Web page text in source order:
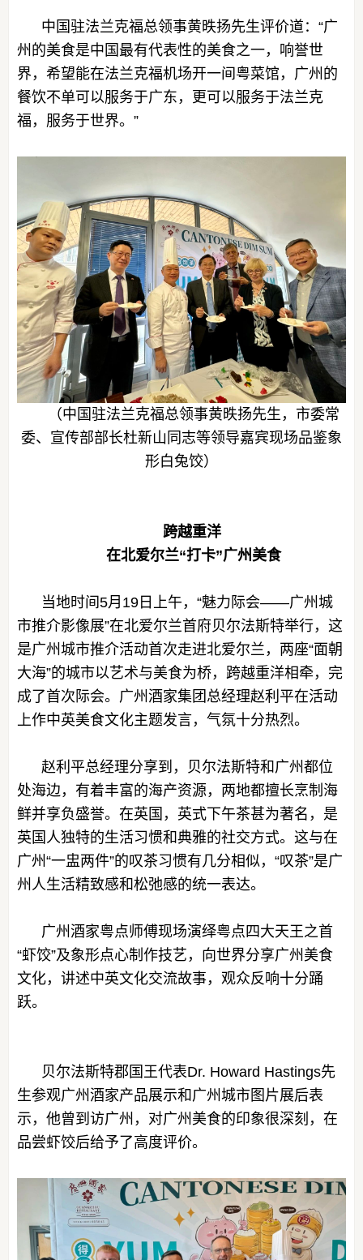
中国驻法兰克福总领事黄昳扬先生评价道：“广
州的美食是中国最有代表性的美食之一，响誉世
界，希望能在法兰克福机场开一间粤菜馆，广州的
餐饮不单可以服务于广东，更可以服务于法兰克
福，服务于世界。”
（中国驻法兰克福总领事黄昳扬先生，市委常
委、宣传部部长杜新山同志等领导嘉宾现场品鉴象
形白兔饺）
跨越重洋
在北爱尔兰“打卡”广州美食
当地时间5月19日上午，“魅力际会——广州城
市推介影像展”在北爱尔兰首府贝尔法斯特举行，这
是广州城市推介活动首次走进北爱尔兰，两座“面朝
大海”的城市以艺术与美食为桥，跨越重洋相牵，完
成了首次际会。广州酒家集团总经理赵利平在活动
上作中英美食文化主题发言，气氛十分热烈。
赵利平总经理分享到，贝尔法斯特和广州都位
处海边，有着丰富的海产资源，两地都擅长烹制海
鲜并享负盛誉。在英国，英式下午茶甚为著名，是
英国人独特的生活习惯和典雅的社交方式。这与在
广州“一盅两件”的叹茶习惯有几分相似，“叹茶”是广
州人生活精致感和松弛感的统一表达。
广州酒家粤点师傅现场演绎粤点四大天王之首
“虾饺”及象形点心制作技艺，向世界分享广州美食
文化，讲述中英文化交流故事，观众反响十分踊
跃。
贝尔法斯特郡国王代表Dr. Howard Hastings先
生参观广州酒家产品展示和广州城市图片展后表
示，他曾到访广州，对广州美食的印象很深刻，在
品尝虾饺后给予了高度评价。